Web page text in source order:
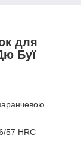
для
Буї
57 HRC